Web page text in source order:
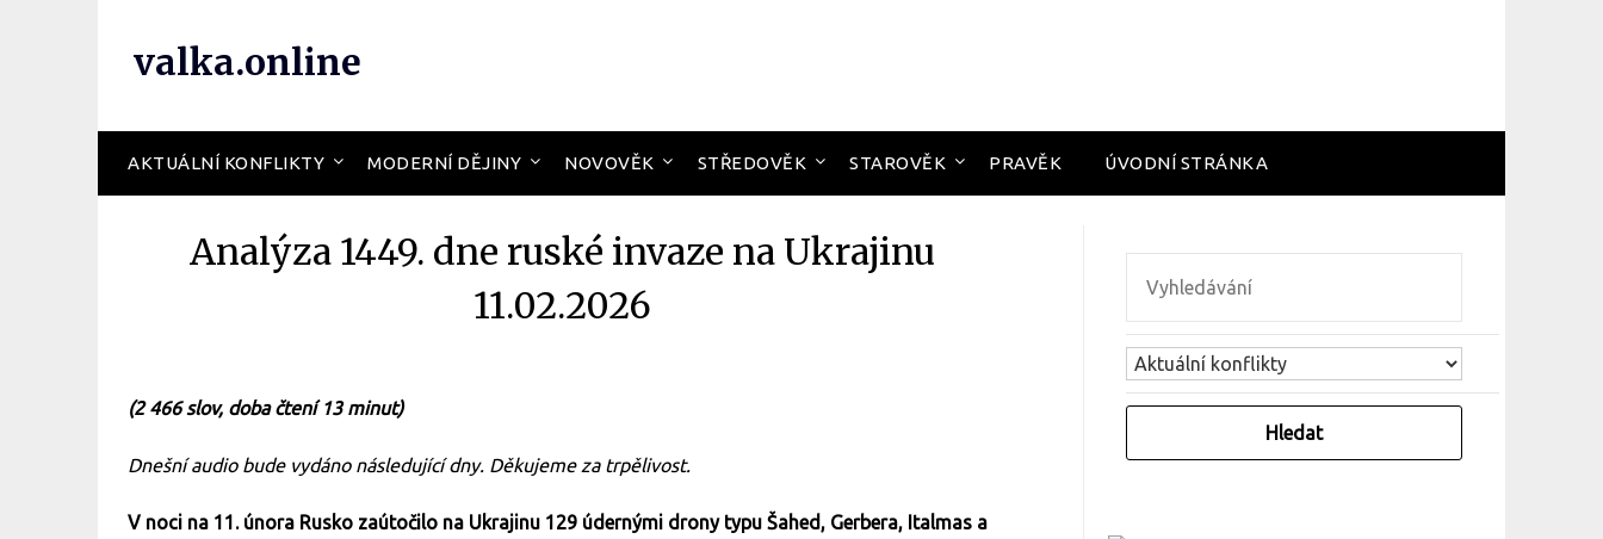
valka.online
AKTUÁLNÍ KONFLIKTY MODERNÍ DĚJINY NOVOVĚK STŘEDOVĚK STAROVĚK PRAVĚK ÚVODNÍ STRÁNKA
Analýza 1449. dne ruské invaze na Ukrajinu
11.02.2026
(2 466 slov, doba čtení 13 minut)
Dnešní audio bude vydáno následující dny. Děkujeme za trpělivost.
V noci na 11. února Rusko zaútočilo na Ukrajinu 129 údernými drony typu Šahed, Gerbera, Italmas a